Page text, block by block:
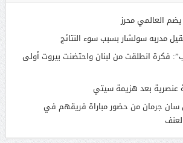
العالمي محرز
مدربه سولشار بسبب سوء النتائج
فكرة انطلقت من لبنان واحتضنت بيروت أولى
عنصرية بعد هزيمة سيتي
سان جرمان من حضور مباراة فريقهم في